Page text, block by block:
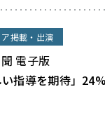
ア掲載・出演
電子版
指導を期待」